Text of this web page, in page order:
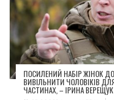
ПОСИЛЕНИЙ НАБІР ЖІНОК
ВИВІЛЬНИТИ ЧОЛОВІКІВ
ЧАСТИНАХ, – ІРИНА ВЕРЕЩУК